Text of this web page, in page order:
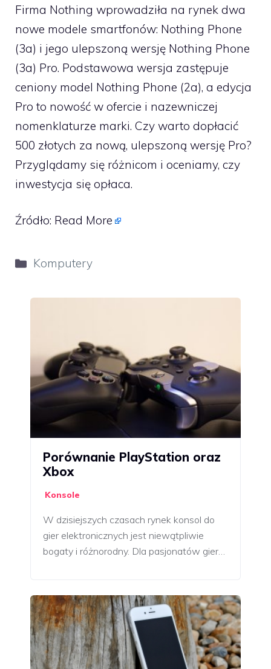
Firma Nothing wprowadziła na rynek dwa
nowe modele smartfonów: Nothing Phone
(3a) i jego ulepszoną wersję Nothing Phone
(3a) Pro. Podstawowa wersja zastępuje
ceniony model Nothing Phone (2a), a edycja
Pro to nowość w ofercie i nazewniczej
nomenklaturze marki. Czy warto dopłacić
500 złotych za nową, ulepszoną wersję Pro?
Przyglądamy się różnicom i oceniamy, czy
inwestycja się opłaca.
Źródło: Read More
Kategorie
Komputery
Porównanie PlayStation oraz
Xbox
Konsole
W dzisiejszych czasach rynek konsol do
gier elektronicznych jest niewątpliwie
bogaty i różnorodny. Dla pasjonatów gier…